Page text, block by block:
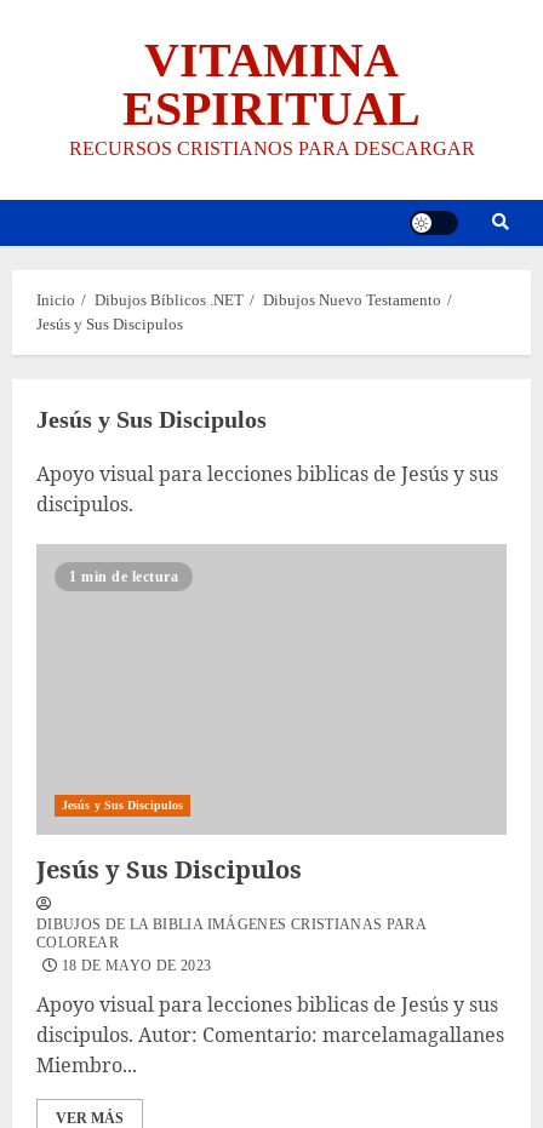
VITAMINA
ESPIRITUAL
RECURSOS CRISTIANOS PARA DESCARGAR
Inicio Dibujos Bíblicos .NET
Dibujos Nuevo Testamento
Jesús y Sus Discipulos
Jesús y Sus Discipulos
Apoyo visual para lecciones biblicas de Jesús y sus
discipulos.
1 min de lectura
Jesús y Sus Discipulos
Jesús y Sus Discipulos
DIBUJOS DE LA BIBLIA IMÁGENES CRISTIANAS PARA
COLOREAR
18 DE MAYO DE 2023
Apoyo visual para lecciones biblicas de Jesús y sus
discipulos. Autor: Comentario: marcelamagallanes
Miembro...
VER MÁS